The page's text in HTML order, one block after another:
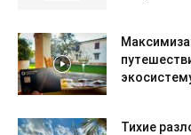
Тихие